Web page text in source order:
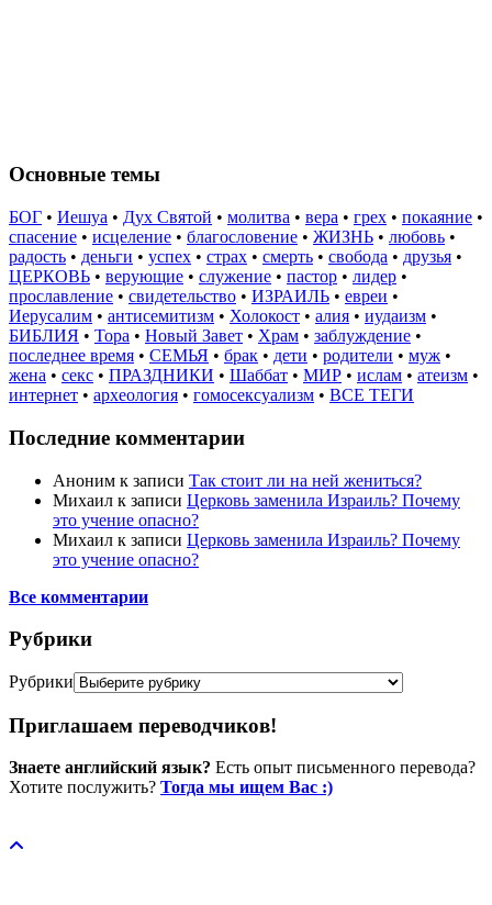
Основные темы
БОГ • Иешуа • Дух Святой • молитва • вера • грех • покаяние •
спасение • исцеление • благословение • ЖИЗНЬ • любовь •
радость • деньги • успех • страх • смерть • свобода • друзья •
ЦЕРКОВЬ • верующие • служение • пастор • лидер •
прославление • свидетельство • ИЗРАИЛЬ • евреи •
Иерусалим • антисемитизм • Холокост • алия • иудаизм •
БИБЛИЯ • Тора • Новый Завет • Храм • заблуждение •
последнее время • СЕМЬЯ • брак • дети • родители • муж •
жена • секс • ПРАЗДНИКИ • Шаббат • МИР • ислам • атеизм •
интернет • археология • гомосексуализм • ВСЕ ТЕГИ
Последние комментарии
Аноним к записи Так стоит ли на ней жениться?
Михаил к записи Церковь заменила Израиль? Почему
это учение опасно?
Михаил к записи Церковь заменила Израиль? Почему
это учение опасно?
Все комментарии
Рубрики
Рубрики
Приглашаем переводчиков!
Знаете английский язык? Есть опыт письменного перевода?
Хотите послужить? Тогда мы ищем Вас :)